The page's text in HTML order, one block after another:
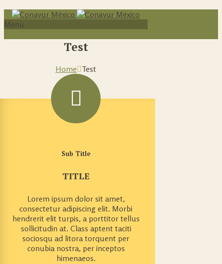
Menu
Test
Home Test
Sub Title
TITLE
Lorem ipsum dolor sit amet,
consectetur adipiscing elit. Morbi
hendrerit elit turpis, a porttitor tellus
sollicitudin at. Class aptent taciti
sociosqu ad litora torquent per
conubia nostra, per inceptos
himenaeos.